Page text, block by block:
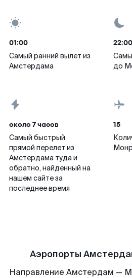
01:00
Самый ранний вылет из
Амстердама
22:00
до
около 7 часов
Самый быстрый
прямой перелет из
Амстердама туда и
обратно, найденный на
нашем сайте за
последнее время
15
Аэропорты
Направление Амстердам —